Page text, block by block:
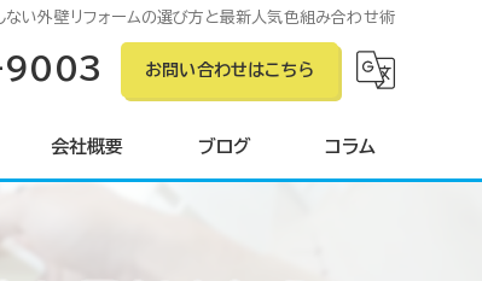
ない外壁リフォームの選び方と最新人気色組み合わせ術
お問い合わせはこちら
会社概要 ブログ コラム